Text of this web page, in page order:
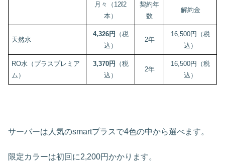
月々（12ℓ2
本）
契約年
数
解約金
天然水
4,326円 （税
込）
2年
16,500円（税
込）
RO水（プラスプレミア
ム）
3,370円 （税
込）
2年
16,500円（税
込）
サーバーは人気のsmartプラスで4色の中から選べます。
限定カラーは初回に2,200円かかります。